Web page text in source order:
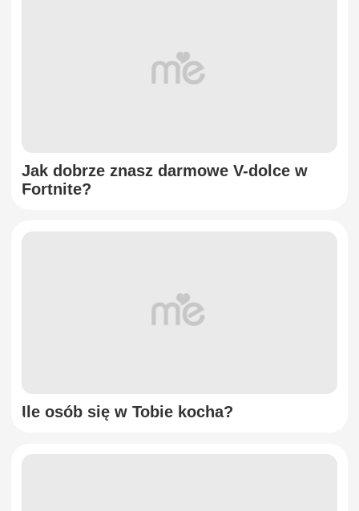
Jak dobrze znasz darmowe V-dolce w
Fortnite?
Ile osób się w Tobie kocha?